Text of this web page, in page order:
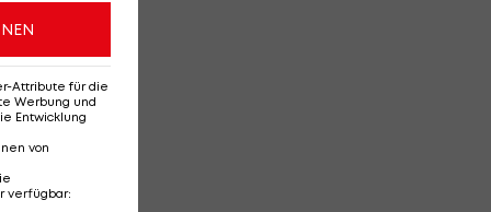
Attribute für die
Werbung und
Entwicklung
von
verfügbar: